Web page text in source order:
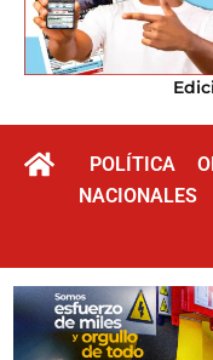
POLÍTICA
NACIONALES